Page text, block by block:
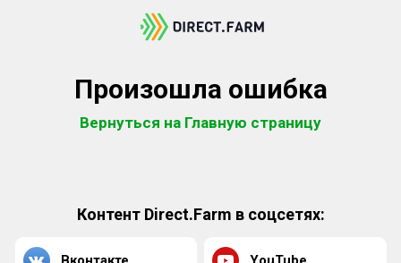
Произошла ошибка
Вернуться на Главную страницу
Контент Direct.Farm в соцсетях: